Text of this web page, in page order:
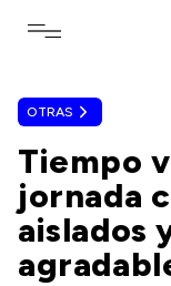
Toggle
OTRAS
Tiempo
jornada
aislados